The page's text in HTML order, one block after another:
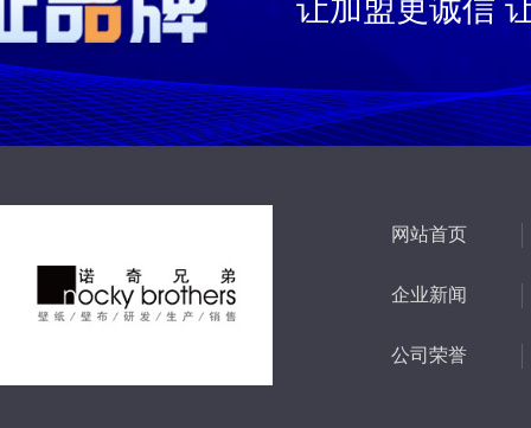
让加盟更诚信
网站首页
企业新闻
公司荣誉